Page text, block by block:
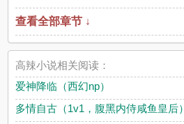
查看全部章节 ↓
高辣小说相关阅读：
爱神降临（西幻np）
多情自古（1v1，腹黑内侍咸鱼皇后）